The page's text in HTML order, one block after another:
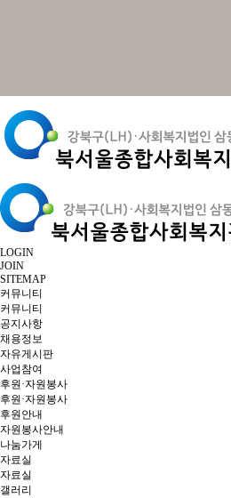
LOGIN
JOIN
SITEMAP
커뮤니티
커뮤니티
공지사항
채용정보
자유게시판
사업참여
후원·자원봉사
후원·자원봉사
후원안내
자원봉사안내
나눔가게
자료실
자료실
갤러리